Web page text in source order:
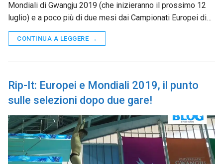
Mondiali di Gwangju 2019 (che inizieranno il prossimo 12
luglio) e a poco più di due mesi dai Campionati Europei di…
CONTINUA A LEGGERE →
Rip-It: Europei e Mondiali 2019, il punto
sulle selezioni dopo due gare!